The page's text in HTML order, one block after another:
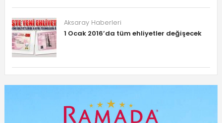
Aksaray Haberleri
1 Ocak 2016’da tüm ehliyetler değişecek